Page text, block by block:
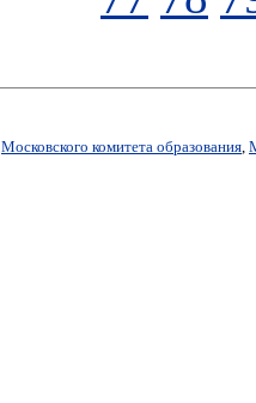
Московского комитета образования,